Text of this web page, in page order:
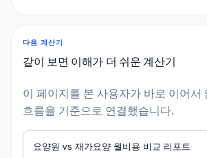
다음 계산기
같이 보면 이해가 더 쉬운 계산기
이 페이지를 본 사용자가 바로 이어서
흐름을 기준으로 연결했습니다.
요양원 vs 재가요양 월비용 비교 리포트